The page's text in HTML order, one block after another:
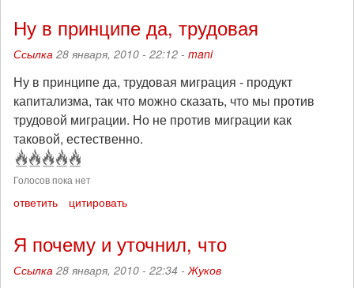
Ну в принципе да, трудовая
Ссылка 28 января, 2010 - 22:12 - mani
Ну в принципе да, трудовая миграция - продукт
капитализма, так что можно сказать, что мы против
трудовой миграции. Но не против миграции как
таковой, естественно.
Голосов пока нет
ответить цитировать
Я почему и уточнил, что
Ссылка 28 января, 2010 - 22:34 -Жуков